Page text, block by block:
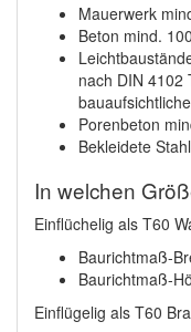
Mauerwerk
Beton mind.
nach DIN 4102
Porenbeton
Bekleidete
In welchen
Einflüchelig als T60
Baurichtmaß-
Baurichtmaß-
Einflügelig als T60